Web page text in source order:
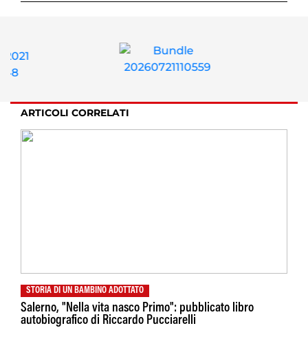
ARTICOLI CORRELATI
STORIA DI UN BAMBINO ADOTTATO
Salerno, "Nella vita nasco Primo": pubblicato libro
autobiografico di Riccardo Pucciarelli